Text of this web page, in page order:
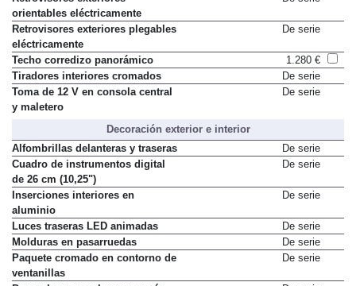
orientables eléctricamente
Retrovisores exteriores plegables
eléctricamente
De serie
Techo corredizo panorámico
1.280 €
Tiradores interiores cromados
De serie
Toma de 12 V en consola central
y maletero
De serie
Decoración exterior e interior
Alfombrillas delanteras y traseras
De serie
Cuadro de instrumentos digital
de 26 cm (10,25")
De serie
Inserciones interiores en
aluminio
De serie
Luces traseras LED animadas
De serie
Molduras en pasarruedas
De serie
Paquete cromado en contorno de
ventanillas
De serie